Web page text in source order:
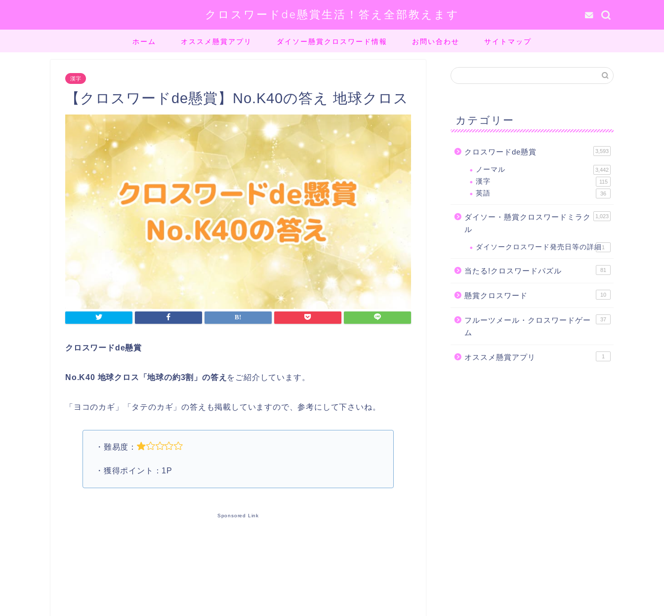
クロスワードde懸賞生活！答え全部教えます
ホーム オススメ懸賞アプリ ダイソー懸賞クロスワード情報 お問い合わせ サイトマップ
漢字
【クロスワードde懸賞】No.K40の答え 地球クロス
クロスワードde懸賞
No.K40 地球クロス「地球の約3割」の答え をご紹介しています。
「ヨコのカギ」「タテのカギ」の答えも掲載していますので、参考にして下さいね。
・難易度：
・獲得ポイント：1P
Sponsored Link
カテゴリー
クロスワードde懸賞 3,593
ノーマル 3,442
漢字 115
英語 36
ダイソー・懸賞クロスワードミラク
ル
1,023
ダイソークロスワード発売日等の詳細 1
当たる!クロスワードパズル 81
懸賞クロスワード 10
フルーツメール・クロスワードゲー
ム
37
オススメ懸賞アプリ 1